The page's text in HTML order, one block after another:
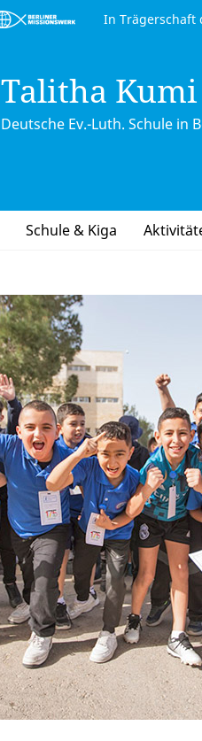
In Trägerschaft
Talitha Kumi
Deutsche Ev.-Luth. Schule in
Schule & Kiga